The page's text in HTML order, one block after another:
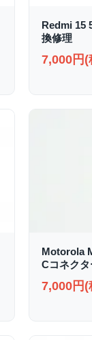
Redmi 15
換修理
7,000円(
Motorola
Cコネク
7,000円(